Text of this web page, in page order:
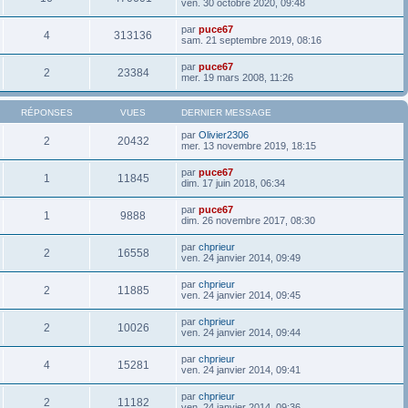
ven. 30 octobre 2020, 09:48
4 313136 par puce67
sam. 21 septembre 2019, 08:16
2 23384 par puce67
mer. 19 mars 2008, 11:26
RÉPONSES VUES DERNIER MESSAGE
2 20432 par Olivier2306
mer. 13 novembre 2019, 18:15
1 11845 par puce67
dim. 17 juin 2018, 06:34
1 9888 par puce67
dim. 26 novembre 2017, 08:30
2 16558 par chprieur
ven. 24 janvier 2014, 09:49
2 11885 par chprieur
ven. 24 janvier 2014, 09:45
2 10026 par chprieur
ven. 24 janvier 2014, 09:44
4 15281 par chprieur
ven. 24 janvier 2014, 09:41
2 11182 par chprieur